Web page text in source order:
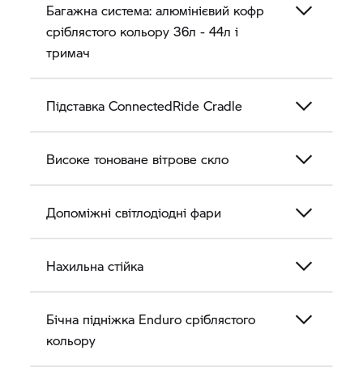
Багажна система: алюмінієвий кофр
сріблястого кольору 36л - 44л і
тримач
Підставка ConnectedRide Cradle
Високе тоноване вітрове скло
Допоміжні світлодіодні фари
Нахильна стійка
Бічна підніжка Enduro сріблястого
кольору